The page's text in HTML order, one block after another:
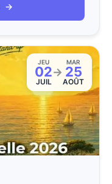
→
JEU
02
JUIL
→
MAR
25
AOÛT